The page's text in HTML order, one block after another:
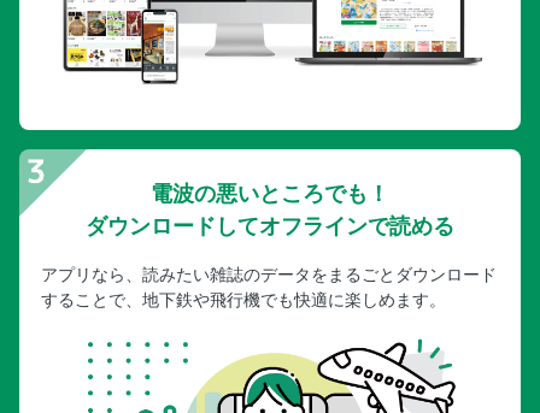
電波の悪いところでも！
ダウンロードしてオフラインで読める
アプリなら、読みたい雑誌のデータをまるごとダウンロード
することで、地下鉄や飛行機でも快適に楽しめます。